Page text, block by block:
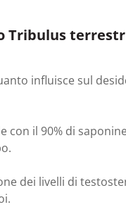
influisce sul
con il 90% di
dei livelli di